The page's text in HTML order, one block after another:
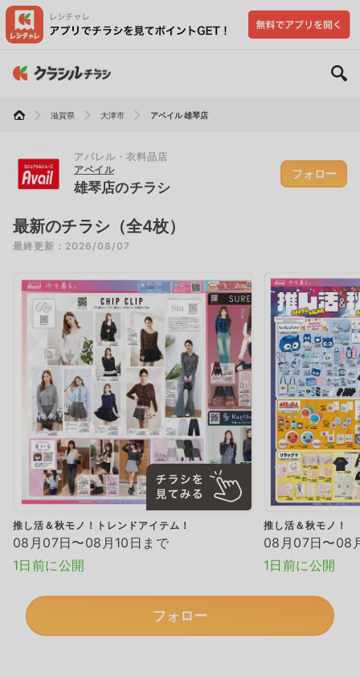
滋賀県 大津市 アベイル 雄琴店
アパレル・衣料品店
アベイル
雄琴店のチラシ
フォロー
最新のチラシ（全4枚）
最終更新：2026/08/07
推し活＆秋モノ！トレンドアイテム！
08月07日〜08月10日まで
1日前に公開
推し活＆秋モノ！
08月07日〜08
1日前に公開
フォロー